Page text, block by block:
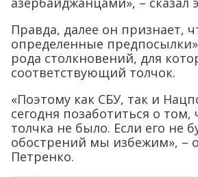
Правда, далее он признает,
определенные предпосылки»
рода столкновений, для
соответствующий толчок.
«Поэтому как СБУ, так и
сегодня позаботиться о том,
толчка не было. Если его не
обострений мы избежим», –
Петренко.